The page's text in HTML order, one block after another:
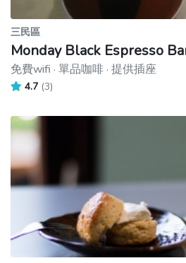
三民區
Monday Black Espresso
免費wifi · 單品咖啡 · 提供插座
4.7 (3)